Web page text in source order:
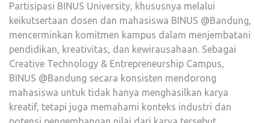
Partisipasi BINUS University, khususnya melalui
keikutsertaan dosen dan mahasiswa BINUS @Bandung,
mencerminkan komitmen kampus dalam menjembatani
pendidikan, kreativitas, dan kewirausahaan. Sebagai
Creative Technology & Entrepreneurship Campus,
BINUS @Bandung secara konsisten mendorong
mahasiswa untuk tidak hanya menghasilkan karya
kreatif, tetapi juga memahami konteks industri dan